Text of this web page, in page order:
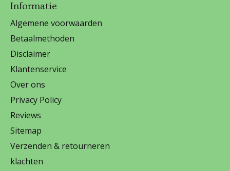
Informatie
Algemene voorwaarden
Betaalmethoden
Disclaimer
Klantenservice
Over ons
Privacy Policy
Reviews
Sitemap
Verzenden & retourneren
klachten